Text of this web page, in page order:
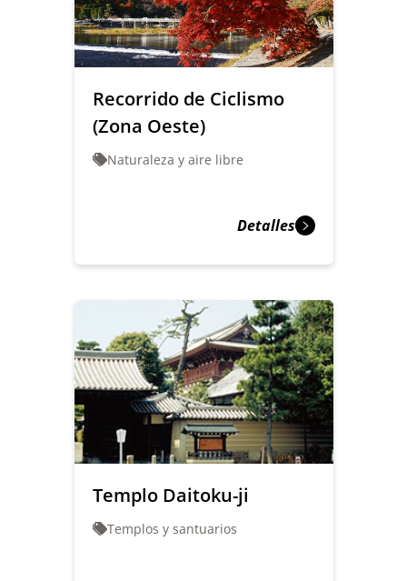
Recorrido de Ciclismo
(Zona Oeste)
Naturaleza y aire libre
Detalles
Templo Daitoku-ji
Templos y santuarios